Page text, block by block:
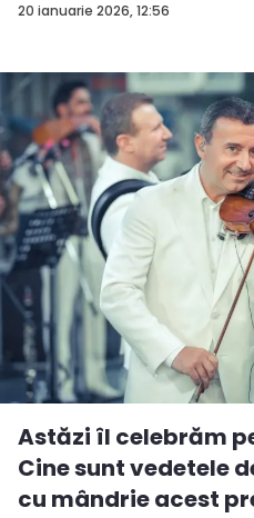
20 ianuarie 2026, 12:56
Astăzi îl celebrăm
Cine sunt vedetele
cu mândrie acest